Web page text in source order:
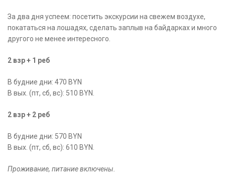
За два дня успеем: посетить экскурсии на свежем воздухе,
покататься на лошадях, сделать заплыв на байдарках и много
другого не менее интересного.
2 взр + 1 реб
В будние дни: 470 BYN
В вых. (пт, сб, вс): 510 BYN.
2 взр + 2 реб
В будние дни: 570 BYN
В вых. (пт, сб, вс): 610 BYN.
Проживание, питание включены.